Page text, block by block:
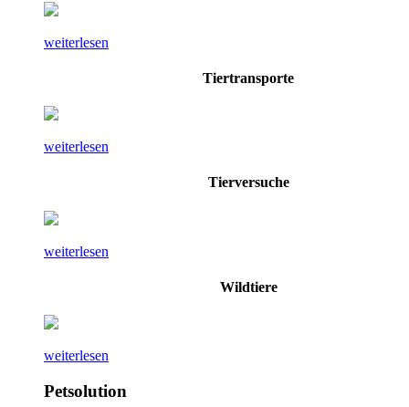
weiterlesen
Tiertransporte
weiterlesen
Tierversuche
weiterlesen
Wildtiere
weiterlesen
Petsolution